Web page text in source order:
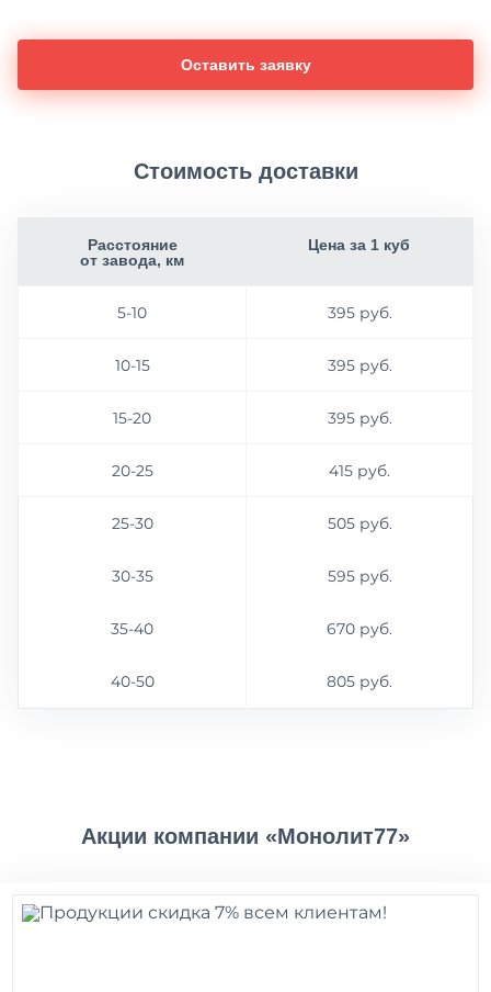
Оставить заявку
Стоимость доставки
Расстояние
от завода, км
Цена за 1 куб
5-10 395 руб.
10-15 395 руб.
15-20 395 руб.
20-25 415 руб.
25-30 505 руб.
30-35 595 руб.
35-40 670 руб.
40-50 805 руб.
Акции компании «Монолит77»